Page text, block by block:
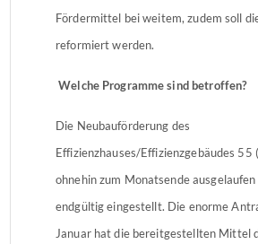
Fördermittel bei weitem, zudem soll
reformiert werden.
Welche Programme sind betroffen?
Die Neubauförderung des
Effizienzhauses/Effizienzgebäudes 55
ohnehin zum Monatsende
endgültig eingestellt. Die enorme
Januar hat die bereitgestellten Mittel